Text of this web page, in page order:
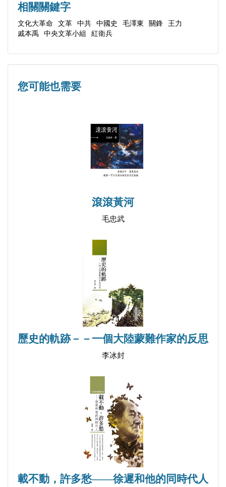
本叢書所收錄文字均來自於中國國內外檔案館、圖書
館，中共黨政部門的內部資料，民間人士所收藏的第
錄者錄入匆忙難免錯謬；記錄稿未經講話者與與會者
成之物，並未經過正規編輯部門細緻審校。鑒於上述
情況，編者特此作如下說明。
如果對所有標點符號全部修改的話，恐怕對原貌影響
符號誤用、漏用、缺省等情況，編者予以補充修訂。
在保證不影響閱讀和理解的前提下，秉持可以不改則
字，以及隨意改動段落關係。第二，簡體字轉化為繁
體字之後，仍然保留簡體字的原貌。例如，有些人名
轉化為繁體字之後，「赫魯曉夫」就變成了「赫魯雪
夫」，「斯大林」變成了「史達林」，「文件」變成
了「檔」。針對這些類似情況，編者一律在審校中保
持史料原初的簡體字形態。
周恩來、戚本禹與赴京彙報的河南部隊領導同志的談
話（1967.7.12.）
戚本禹關於農民進城問題的講話（1967.7.16.）
中央首長第六次接見河南赴京彙報代表團紀要
中央首長接見湖南軍隊代表談話紀要（1967.7.20.）
戚本禹給北京航空學院「紅旗」的電話指示
戚本禹在中央新聞電影製片廠的談話（1967.7.21.）
戚本禹給北京航空學院「紅旗」的信（1967.7.22.）
戚本禹、王力、關鋒給新華社的電話（1967.7.24.）
戚本禹對章伯森、梁春陽、華國鋒的指示
戚本禹在「揪劉火線」的講話（1967.7.26.）
中央首長第三次接見湖南三方代表的講話
中央首長第四次接見湖南三方代表時的指示
中央首長接見湖南代表團談話紀要（1967.8.2.）
戚本禹同湖南造反派代表談話紀要（1967.8.4.）
謝富治、戚本禹談陳毅問題（1967.8.4.）
姚登山在外交部傳達關鋒、戚本禹八月四日有關外交
部問題講話摘要（1967.8.4.）（存目）
相關關鍵字
文化大革命 文革 中共 中國史 毛澤東 關鋒
王力
戚本禹
中央文革小組 紅衛兵
您可能也需要
滾滾黃河
毛忠武
歷史的軌跡－－一個大陸蒙難作家的反思
李冰封
載不動，許多愁——徐遲和他的同時代人